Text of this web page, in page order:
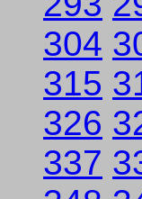
304
315
326
337